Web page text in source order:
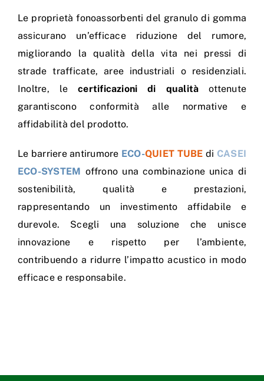
Le proprietà fonoassorbenti del granulo di gomma
assicurano un’efficace riduzione del rumore,
migliorando la qualità della vita nei pressi di
strade trafficate, aree industriali o residenziali.
Inoltre, lecertificazioni di qualità ottenute
garantiscono conformità alle normative e
affidabilità del prodotto.
Le barriere antirumore ECO-QUIET TUBE di CASEI
ECO-SYSTEM offrono una combinazione unica di
sostenibilità, qualità e prestazioni,
rappresentando un investimento affidabile e
durevole. Scegli una soluzione che unisce
innovazione e rispetto per l’ambiente,
contribuendo a ridurre l’impatto acustico in modo
efficace e responsabile.